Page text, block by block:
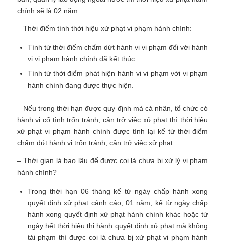
chính sẽ là 02 năm.
– Thời điểm tính thời hiệu xử phạt vi phạm hành chính:
Tính từ thời điểm chấm dứt hành vi vi phạm đối với hành
vi vi phạm hành chính đã kết thúc.
Tính từ thời điểm phát hiện hành vi vi phạm với vi phạm
hành chính đang được thực hiện.
– Nếu trong thời hạn được quy định mà cá nhân, tổ chức có
hành vi cố tình trốn tránh, cản trở việc xử phạt thì thời hiệu
xử phạt vi phạm hành chính được tính lại kể từ thời điểm
chấm dứt hành vi trốn tránh, cản trở việc xử phạt.
– Thời gian là bao lâu để được coi là chưa bị xử lý vi phạm
hành chính?
Trong thời hạn 06 tháng kể từ ngày chấp hành xong
quyết định xử phạt cảnh cáo; 01 năm, kể từ ngày chấp
hành xong quyết định xử phạt hành chính khác hoặc từ
ngày hết thời hiệu thi hành quyết định xử phạt mà không
tái phạm thì được coi là chưa bị xử phạt vi phạm hành